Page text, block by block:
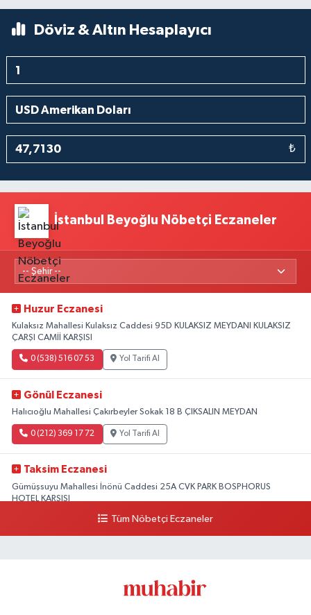
Döviz & Altın Hesaplayıcı
₺
İstanbul Beyoğlu Nöbetçi Eczaneler
Huzur Eczanesi
Kulaksız Mahallesi Kulaksız Caddesi 95D KULAKSIZ MEYDANI KULAKSIZ
ÇARŞI CAMİİ KARŞISI
0 (538) 516 07 53 Yol Tarifi Al
Gönül Eczanesi
Halıcıoğlu Mahallesi Çakırbeyler Sokak 18 B ÇIKSALIN MEYDAN
0 (212) 369 17 72 Yol Tarifi Al
Taksim Eczanesi
Gümüşsuyu Mahallesi İnönü Caddesi 25A CVK PARK BOSPHORUS
HOTEL KARŞISI
Yol Tarifi Al
Tüm Nöbetçi Eczaneler